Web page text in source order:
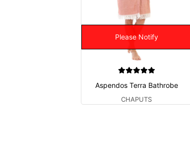
Please Notify
Aspendos Terra Bathrobe
CHAPUTS